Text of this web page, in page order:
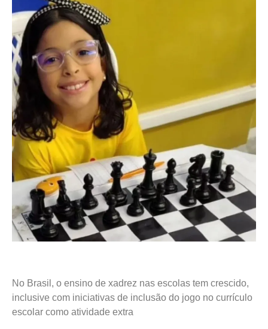
No Brasil, o ensino de xadrez nas escolas tem crescido,
inclusive com iniciativas de inclusão do jogo no currículo
escolar como atividade extra